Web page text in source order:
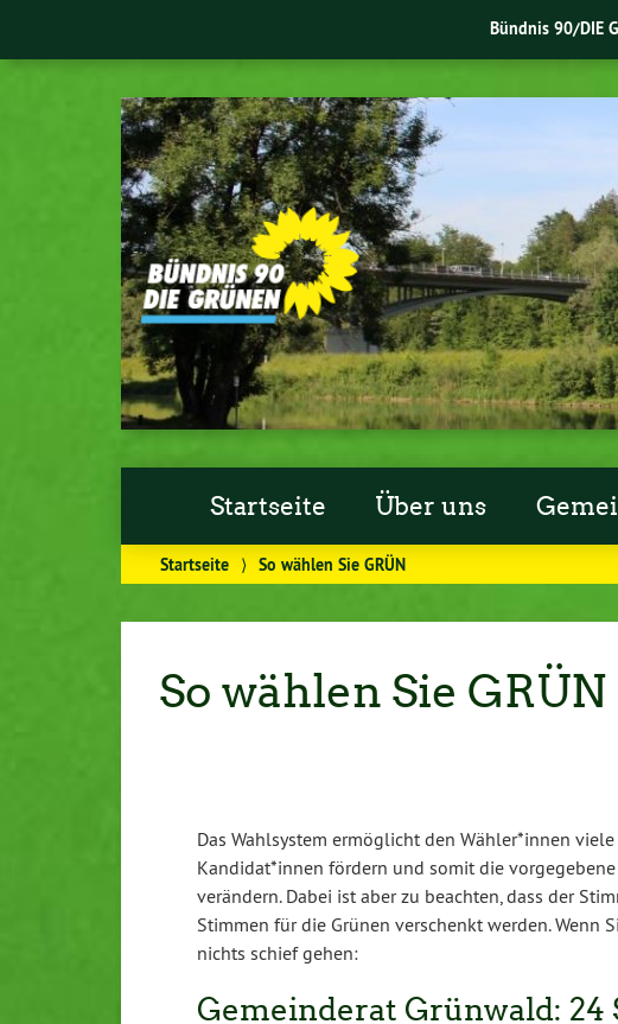
Bündnis 90/DIE
Startseite Über uns
Startseite ⟩ So wählen Sie GRÜN
So wählen Sie GRÜN
Das Wahlsystem ermöglicht den Wähler*innen
Kandidat*innen fördern und somit die
verändern. Dabei ist aber zu beachten, dass der
Stimmen für die Grünen verschenkt werden. Wenn
nichts schief gehen:
Gemeinderat Grünwald: 24